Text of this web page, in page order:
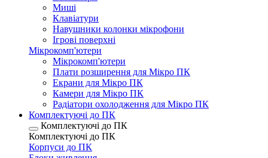
Миші
Клавіатури
Навушники колонки мікрофони
Ігрові поверхні
Мікрокомп'ютери
Мікрокомп'ютери
Плати розширення для Мікро ПК
Екрани для Мікро ПК
Камери для Мікро ПК
Радіатори охолодження для Мікро ПК
Комплектуючі до ПК
Комплектуючі до ПК
Комплектуючі до ПК
Корпуси до ПК